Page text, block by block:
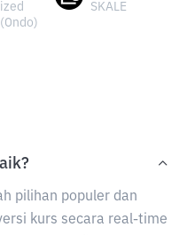
SKALE
pilihan populer dan
kurs secara real-time